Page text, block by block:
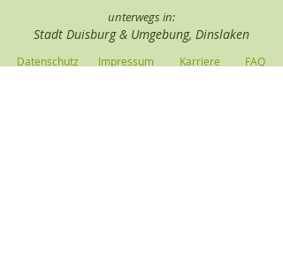
unterwegs in:
Stadt Duisburg & Umgebung, Dinslaken
Datenschutz Impressum Karriere FAQ